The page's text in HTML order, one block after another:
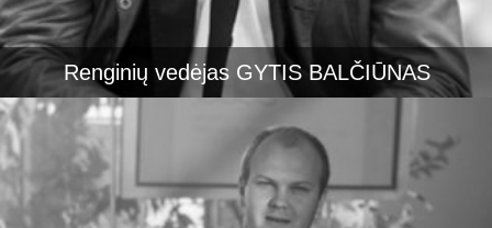
Renginių vedėjas GYTIS BALČIŪNAS